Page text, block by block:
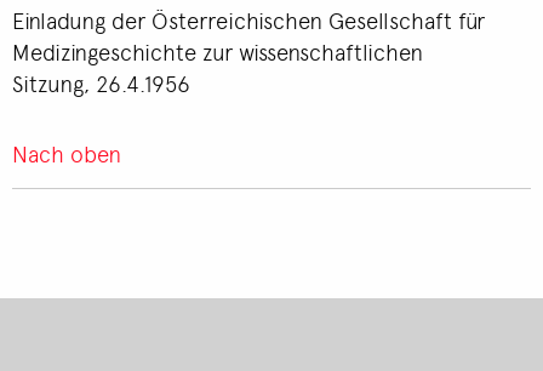
Einladung der Österreichischen Gesellschaft für
Medizingeschichte zur wissenschaftlichen
Sitzung, 26.4.1956
Nach oben